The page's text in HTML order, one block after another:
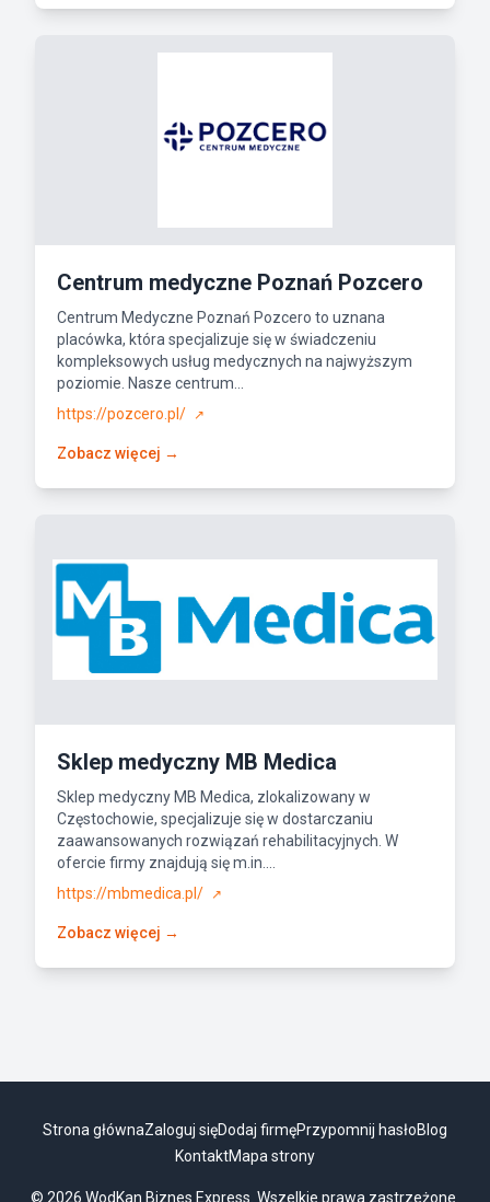
Centrum medyczne Poznań Pozcero
Centrum Medyczne Poznań Pozcero to uznana
placówka, która specjalizuje się w świadczeniu
kompleksowych usług medycznych na najwyższym
poziomie. Nasze centrum...
https://pozcero.pl/
↗
Zobacz więcej →
Sklep medyczny MB Medica
Sklep medyczny MB Medica, zlokalizowany w
Częstochowie, specjalizuje się w dostarczaniu
zaawansowanych rozwiązań rehabilitacyjnych. W
ofercie firmy znajdują się m.in....
https://mbmedica.pl/
↗
Zobacz więcej →
Strona głównaZaloguj sięDodaj firmęPrzypomnij hasłoBlog
KontaktMapa strony
© 2026 WodKan Biznes Express. Wszelkie prawa zastrzeżone.